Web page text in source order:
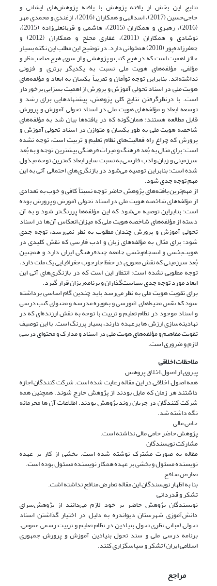
نتایج این بخش از یافته پژوهش با یافته پژوهش‌های ایشانی و
حاجی‌حسین (2017)، اسدالهی و همکاران (2016)، ازغندی و محمدی مهر
(2016)، رهبری و همکاران (2015)، هاشمی و قربانعلی‌زاده (2015)،
نوشادی و همکاران (2011)، غفاری مجلج و همکاران (2012) و
جعفرزاده‌پور (2010) همخوانی دارد. در توضیح این مطلب این نکته بسیار
حائز اهمیت است که در هیچ کتب و پژوهشی و از سوی هیچ صاحب‌نظر و
مؤلفی، مؤلفه‌های هویت ملی نسبت به یکدیگر برتری و فزونی
نداشته‌اند. بنابراین توجه توأمان و تقریباً یکسان به ابعاد و مؤلفه‌های
هویت ملی در اسناد تحولی آموزش و پرورش از اهمیت بسزایی برخوردار
است. با درنظرگرفتن نتایج کلی پژوهش، پیشنهادهایی برای رشد و
توسعه ابعاد و مؤلفه‌های هویت ملی در اسناد تحولی آموزش و پرورش
قابل مطالعه هستند: همان‌گونه که در یافته‌ها بیان شد به مؤلفه‌های
شاخصه هویت ملی به طور یکسان و متوازن در اسناد تحولی آموزش و
پرورش که چراغ راه فعالیت‌های نظام تعلیم و تربیت است، توجه نشده
است؛ برای مثال به بُعد فرهنگ و میراث فرهنگی بیشترین توجه و به بُعد
سرزمینی و زبان و ادب فارسی به نسبت سایر ابعاد کمترین توجه مبذول
شده است؛ بنابراین توصیه می‌شود در بازنگری‌های احتمالی آتی به این
مهم توجه جدی شود.
از مهم‌ترین یافته‌های پژوهش حاضر توجه نسبتاً کافی و خوب به تعدادی
از مؤلفه‌های شاخصه هویت ملی در اسناد تحولی آموزش و پرورش بوده
است؛ بنابراین توصیه می‌شود که این مؤلفه‌ها پررنگ‌تر شود و به آن
دسته از مؤلفه‌های شاخصه هویت ملی که میزان انعکاس آن‌ها در اسناد
تحولی آموزش و پرورش چندان مطلوب به نظر نمی‌رسد، توجه جدی
شود؛ برای مثال به مؤلفه‌های زبان و ادب فارسی که نقش کلیدی در
هویت‌بخشی و انسجام‌بخشی جامعه چندفرهنگی ایران دارد و همچنین
بُعد سرزمینی که نقش محوری در حفظ چارچوب جغرافیایی یک ملت دارد،
توجه مطلوبی نشده است؛ انتظار این است که در بازنگری‌های آتی این
ابعاد مورد توجه جدی سیاست‌گذاران و برنامه‌ریزان قرار گیرد.
برای تقویت هویت ملی به نظر می‌رسد باید چندین گام اساسی برداشته
شود که نقش محیط‌های آموزشی و به‌ویژه مدرسه و محتوای کتب درسی
و اسناد موجود در نظام تعلیم و تربیت با توجه به نقش ارزنده‌ای که در
نهادینه‌سازی ارزش ها برعهده دارند، بسیار پررنگ است. با این توصیف
تقویت مفاهیم و مؤلفه‌های هویت ملی در اسناد و مدارک و محتوای درسی
لازم و ضروری است.
ملاحظات اخلاقی
پیروی از اصول اخلاق پژوهش
همه اصول اخلاقی در این مقاله رعایت شده است. شرکت کنندگان اجازه
داشتند هر زمان که مایل بودند از پژوهش خارج شوند. همچنین همه
شرکت کنندگان در جریان روند پژوهش بودند. اطلاعات آن ها محرمانه
نگه داشته شد.
حامی مالی
پژوهش حاضر حامی مالی نداشته است.
مشارکت نویسندگان
مقاله به صورت مشترک نوشته شده است. بخشی از کار بر عهده
نویسنده مسئول و بخشی بر عهده همکار نویسنده مسئول بوده است.
تعارض منافع
بنا به اظهار نویسندگان این مقاله تعارض منافع نداشته اشت.
تشکر و قدردانی
نویسندگان پژوهش حاضر بر خود لازم می‌دانند از پژوهش‌سرای
دانش‌آموزی شهرستان دیواندره به دلیل در اختیار گذاشتن اسناد
تحولی (مبانی نظری تحول بنیادین در نظام تعلیم و تربیت رسمی عمومی،
برنامه درسی ملی و سند تحول بنیادین آموزش و پرورش جمهوری
اسلامی ایران) تشکر و سپاسگزاری کنند.
مراجع